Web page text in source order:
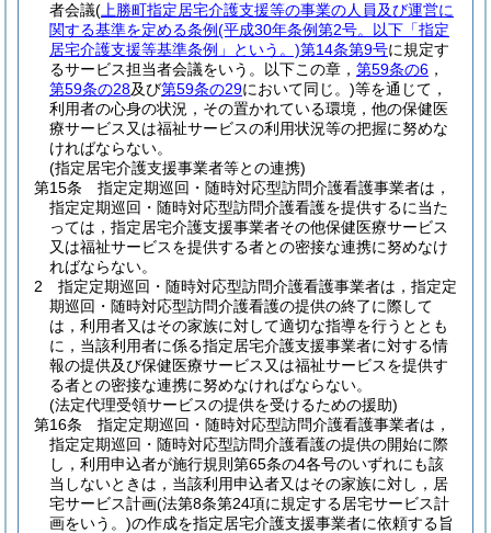
者会議( 上勝町指定居宅介護支援等の事業の人員及び運営に
関する基準を定める条例(平成30年条例第2号。以下「指定
居宅介護支援等基準条例」という。)第14条第9号に規定す
るサービス担当者会議をいう。以下この章， 第59条の6 ，
第59条の28及び第59条の29において同じ。)等を通じて，
利用者の心身の状況，その置かれている環境，他の保健医
療サービス又は福祉サービスの利用状況等の把握に努めな
ければならない。
(指定居宅介護支援事業者等との連携)
第15条
指定定期巡回・随時対応型訪問介護看護事業者は，
指定定期巡回・随時対応型訪問介護看護を提供するに当た
っては，指定居宅介護支援事業者その他保健医療サービス
又は福祉サービスを提供する者との密接な連携に努めなけ
ればならない。
2
指定定期巡回・随時対応型訪問介護看護事業者は，指定定
期巡回・随時対応型訪問介護看護の提供の終了に際して
は，利用者又はその家族に対して適切な指導を行うととも
に，当該利用者に係る指定居宅介護支援事業者に対する情
報の提供及び保健医療サービス又は福祉サービスを提供す
る者との密接な連携に努めなければならない。
(法定代理受領サービスの提供を受けるための援助)
第16条
指定定期巡回・随時対応型訪問介護看護事業者は，
指定定期巡回・随時対応型訪問介護看護の提供の開始に際
し，利用申込者が施行規則第65条の4各号のいずれにも該
当しないときは，当該利用申込者又はその家族に対し，居
宅サービス計画(法第8条第24項に規定する居宅サービス計
画をいう。)の作成を指定居宅介護支援事業者に依頼する旨